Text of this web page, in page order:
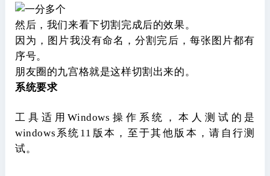
然后，我们来看下切割完成后的效果。
因为，图片我没有命名，分割完后，每张图片都有
序号。
朋友圈的九宫格就是这样切割出来的。
系统要求
工具适用Windows操作系统，本人测试的是
windows系统11版本，至于其他版本，请自行测
试。